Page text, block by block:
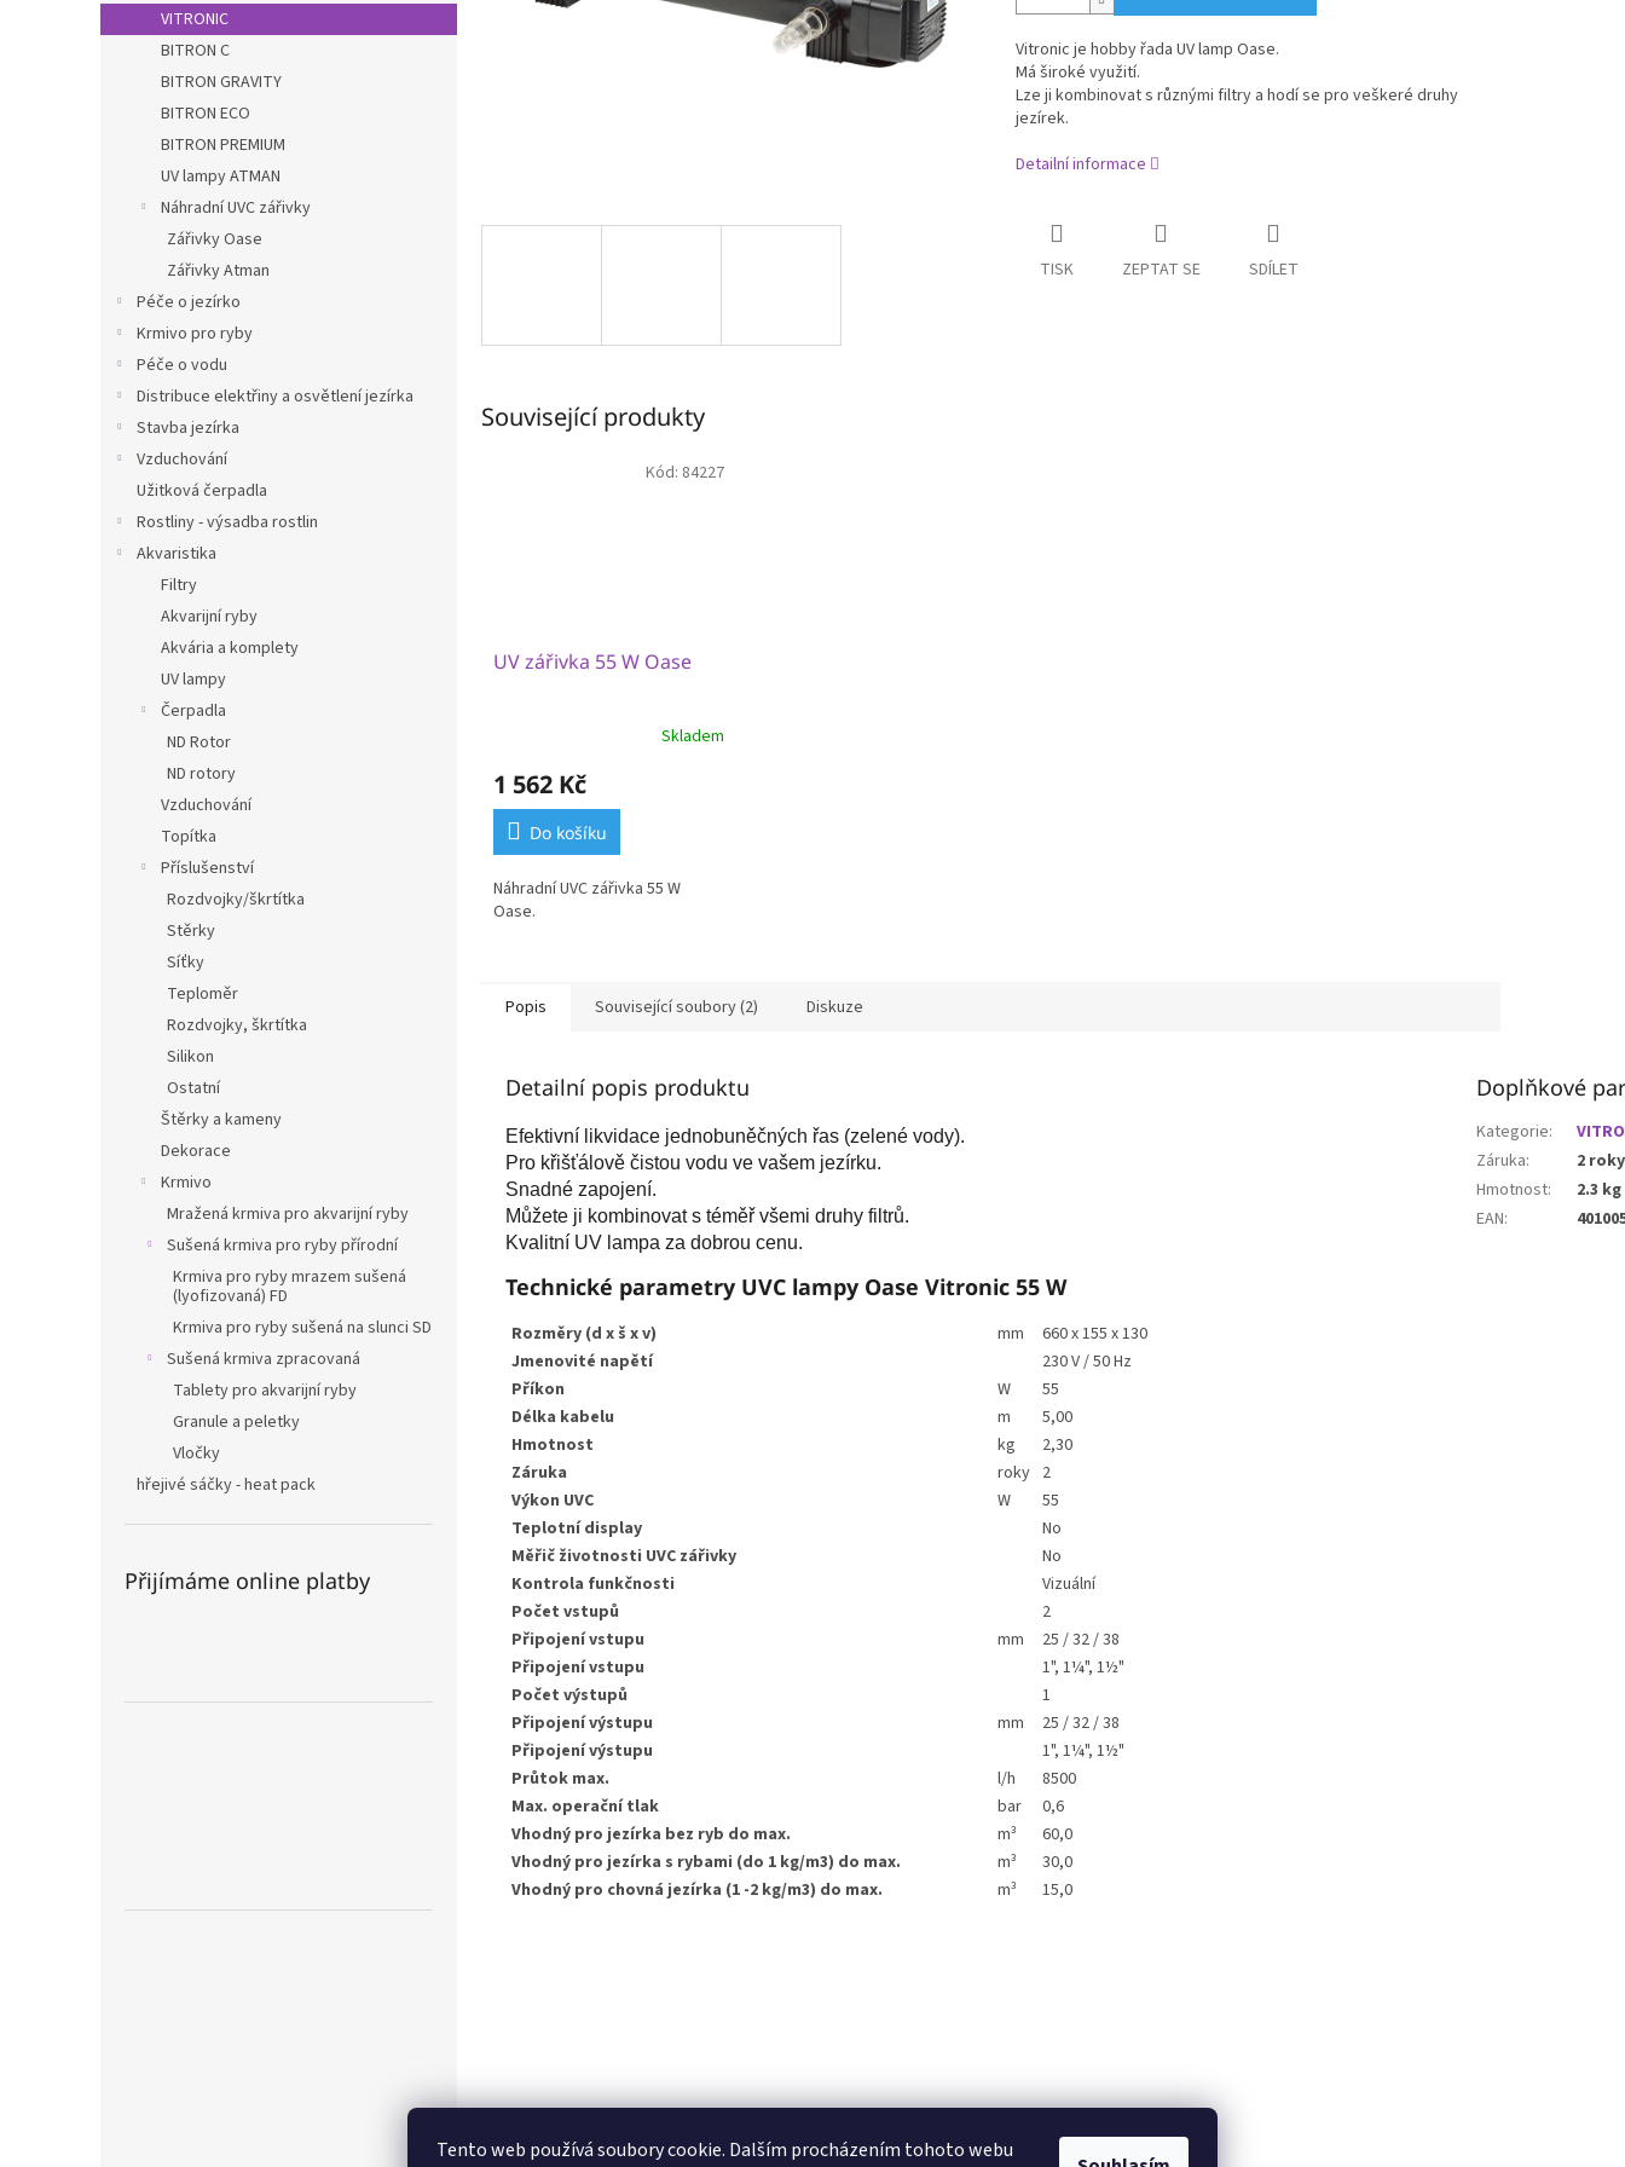
Tento web používá soubory cookie. Dalším procházením tohoto webu
e
VITRONIC
BITRON C
BITRON GRAVITY
BITRON ECO
BITRON PREMIUM
UV lampy ATMAN
Náhradní UVC zářivky
Zářivky Oase
Zářivky Atman
Péče o jezírko
Krmivo pro ryby
Péče o vodu
Distribuce elektřiny a osvětlení jezírka
Stavba jezírka
Vzduchování
Užitková čerpadla
Rostliny - výsadba rostlin
Akvaristika
Filtry
Akvarijní ryby
Akvária a komplety
UV lampy
Čerpadla
ND Rotor
ND rotory
Vzduchování
Topítka
Příslušenství
Rozdvojky/škrtítka
Stěrky
Síťky
Teploměr
Rozdvojky, škrtítka
Silikon
Ostatní
Štěrky a kameny
Dekorace
Krmivo
Mražená krmiva pro akvarijní ryby
Sušená krmiva pro ryby přírodní
Krmiva pro ryby mrazem sušená
(lyofizovaná) FD
Krmiva pro ryby sušená na slunci SD
Sušená krmiva zpracovaná
Tablety pro akvarijní ryby
Granule a peletky
Vločky
hřejivé sáčky - heat pack
Přijímáme online platby
Vitronic je hobby řada UV lamp Oase.
Má široké využití.
Lze ji kombinovat s různými filtry a hodí se pro veškeré druhy
jezírek.
Detailní informace
TISK ZEPTAT SE SDÍLET
Související produkty
UV zářivka 55 W Oase
Skladem
1 562 Kč
Do košíku
Náhradní UVC zářivka 55 W
Oase.
Kód: 84227
Popis Související soubory (2) Diskuze
Detailní popis produktu
Efektivní likvidace jednobuněčných řas (zelené vody).
Pro křišťálově čistou vodu ve vašem jezírku.
Snadné zapojení.
Můžete ji kombinovat s téměř všemi druhy filtrů.
Kvalitní UV lampa za dobrou cenu.
Technické parametry UVC lampy Oase Vitronic 55 W
Rozměry (d x š x v) mm
660 x 155 x 130
Jmenovité napětí
230 V / 50 Hz
Příkon
W
55
Délka kabelu
m
5,00
Hmotnost
kg
2,30
Záruka
roky 2
Výkon UVC
W
55
Teplotní display
No
Měřič životnosti UVC zářivky
No
Kontrola funkčnosti
Vizuální
Počet vstupů
2
Připojení vstupu
mm
25 / 32 / 38
Připojení vstupu
1", 1¼", 1½"
Počet výstupů
1
Připojení výstupu
mm
25 / 32 / 38
Připojení výstupu
1", 1¼", 1½"
Průtok max.
l/h
8500
Max. operační tlak
bar
0,6
Vhodný pro jezírka bez ryb do max.
m³
60,0
Vhodný pro jezírka s rybami (do 1 kg/m3) do max.
m³
30,0
Vhodný pro chovná jezírka (1 -2 kg/m3) do max.
m³ 15,0
Doplňkové
Kategorie:
Záruka:
2 roky
Hmotnost:
2.3 kg
EAN: